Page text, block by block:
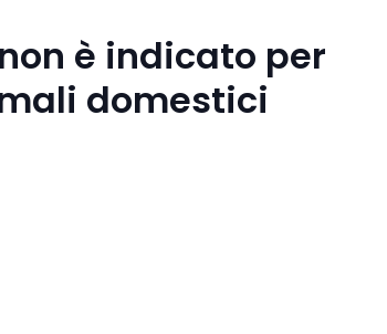
è indicato per
domestici